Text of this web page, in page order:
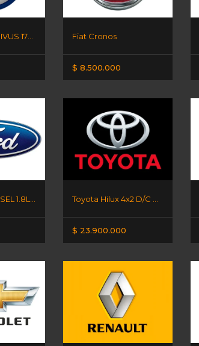
Volkswagen NIVUS 170 TSI MT Fiat Cronos
$ 8.500.000
$ 23.900.000